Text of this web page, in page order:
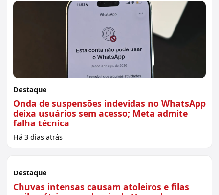
Destaque
Onda de suspensões indevidas no WhatsApp
deixa usuários sem acesso; Meta admite
falha técnica
Há 3 dias atrás
Destaque
Chuvas intensas causam atoleiros e filas